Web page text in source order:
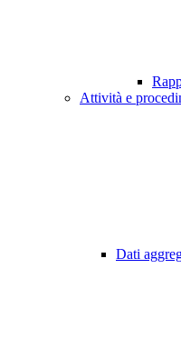
Attività e
Dati